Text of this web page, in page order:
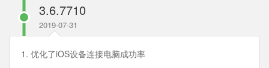
3.6.7710
2019-07-31
1. 优化了iOS设备连接电脑成功率